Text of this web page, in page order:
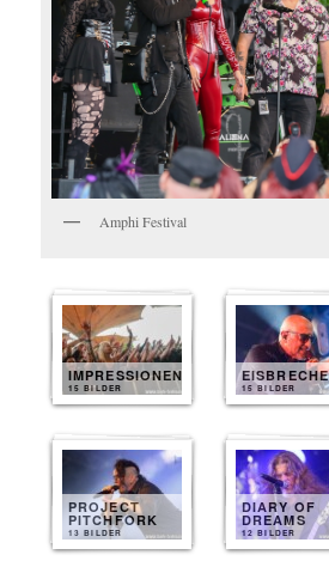
Amphi Festival
IMPRESSIONEN
15 BILDER 15 BILDER
PROJECT
PITCHFORK
13 BILDER
DIARY OF
DREAMS
12 BILDER